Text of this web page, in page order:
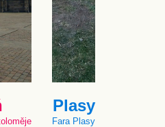
Plasy
Fara Plasy